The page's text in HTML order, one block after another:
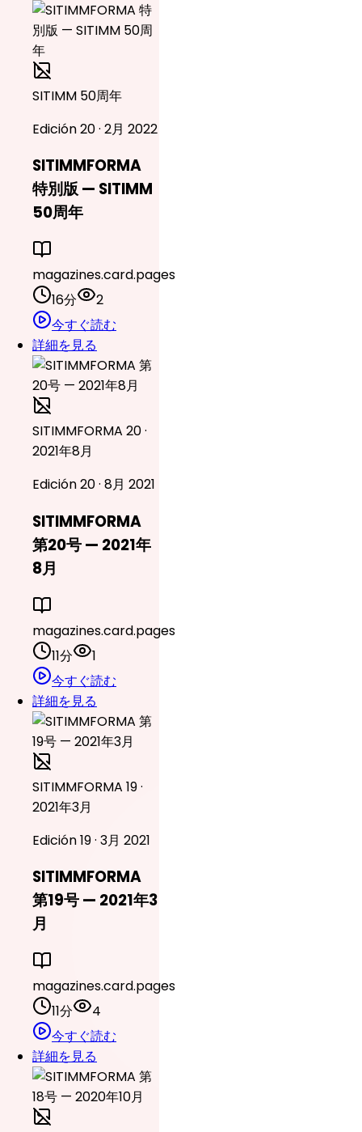
SITIMM 50周年
Edición 20 · 2月 2022
SITIMMFORMA
特別版 — SITIMM
50周年
magazines.card.pages
16分
2
今すぐ読む
詳細を見る
SITIMMFORMA 20 ·
2021年8月
Edición 20 · 8月 2021
SITIMMFORMA
第20号 — 2021年
8月
magazines.card.pages
11分
1
今すぐ読む
詳細を見る
SITIMMFORMA 19 ·
2021年3月
Edición 19 · 3月 2021
SITIMMFORMA
第19号 — 2021年3
月
magazines.card.pages
11分
4
今すぐ読む
詳細を見る